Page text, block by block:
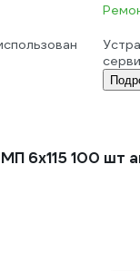
6х115 100 шт